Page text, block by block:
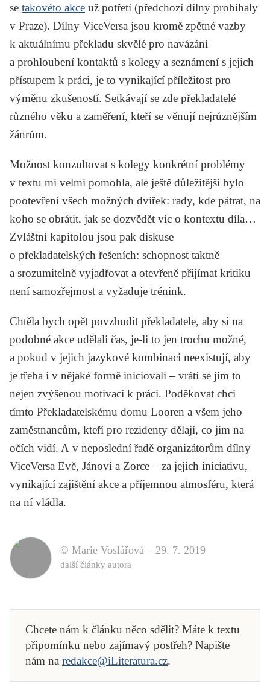
se takovéto akce už potřetí (předchozí dílny probíhaly
v Praze). Dílny ViceVersa jsou kromě zpětné vazby
k aktuálnímu překladu skvělé pro navázání
a prohloubení kontaktů s kolegy a seznámení s jejich
přístupem k práci, je to vynikající příležitost pro
výměnu zkušeností. Setkávají se zde překladatelé
různého věku a zaměření, kteří se věnují nejrůznějším
žánrům.
Možnost konzultovat s kolegy konkrétní problémy
v textu mi velmi pomohla, ale ještě důležitější bylo
pootevření všech možných dvířek: rady, kde pátrat, na
koho se obrátit, jak se dozvědět víc o kontextu díla…
Zvláštní kapitolou jsou pak diskuse
o překladatelských řešeních: schopnost taktně
a srozumitelně vyjadřovat a otevřeně přijímat kritiku
není samozřejmost a vyžaduje trénink.
Chtěla bych opět povzbudit překladatele, aby si na
podobné akce udělali čas, je-li to jen trochu možné,
a pokud v jejich jazykové kombinaci neexistují, aby
je třeba i v nějaké formě iniciovali – vrátí se jim to
nejen zvýšenou motivací k práci. Poděkovat chci
tímto Překladatelskému domu Looren a všem jeho
zaměstnancům, kteří pro rezidenty dělají, co jim na
očích vidí. A v neposlední řadě organizátorům dílny
ViceVersa Evě, Jánovi a Zorce – za jejich iniciativu,
vynikající zajištění akce a příjemnou atmosféru, která
na ní vládla.
© Marie Voslářová – 29. 7. 2019
další články autora
Chcete nám k článku něco sdělit? Máte k textu
připomínku nebo zajímavý postřeh? Napište
nám na redakce@iLiteratura.cz.